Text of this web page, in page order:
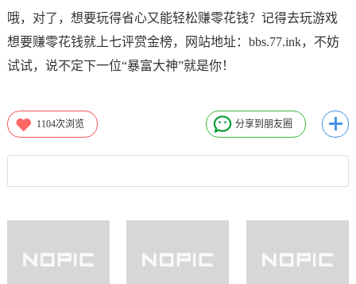
哦，对了，想要玩得省心又能轻松赚零花钱？记得去玩游戏
想要赚零花钱就上七评赏金榜，网站地址：bbs.77.ink，不妨
试试，说不定下一位“暴富大神”就是你！
1104次浏览 分享到朋友圈